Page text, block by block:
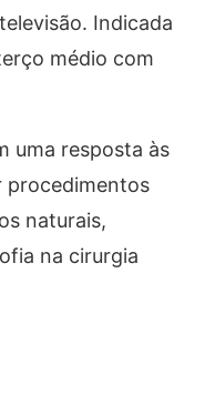
Indicada
médio com
uma resposta às
procedimentos
naturais,
na cirurgia